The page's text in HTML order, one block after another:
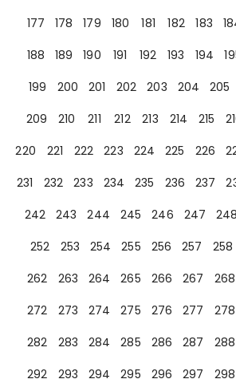
177
178 179 180 181 182 183
188
189 190 191 192 193 194
199
200 201 202 203 204 205
209
210 211 212 213 214 215
220
221 222 223 224 225 226
231
232 233 234 235 236 237
242
243 244 245 246 247 248
252
253 254 255 256 257 258
262
263 264 265 266 267 268
272
273 274 275 276 277 278
282
283 284 285 286 287 288
292
293 294 295 296 297 298